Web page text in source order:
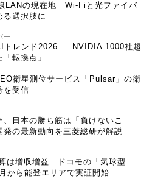
LANの現在地 Wi-Fiと光ファイバ
る選択肢に
ー
トレンド2026 ― NVIDIA 1000社超
転換点」
衛星測位サービス「Pulsar」の衛
を受信
、日本の勝ち筋は「負けないこ
の最新動向を三菱総研が解説
は増収増益 ドコモの「気球型
から能登エリアで実証開始